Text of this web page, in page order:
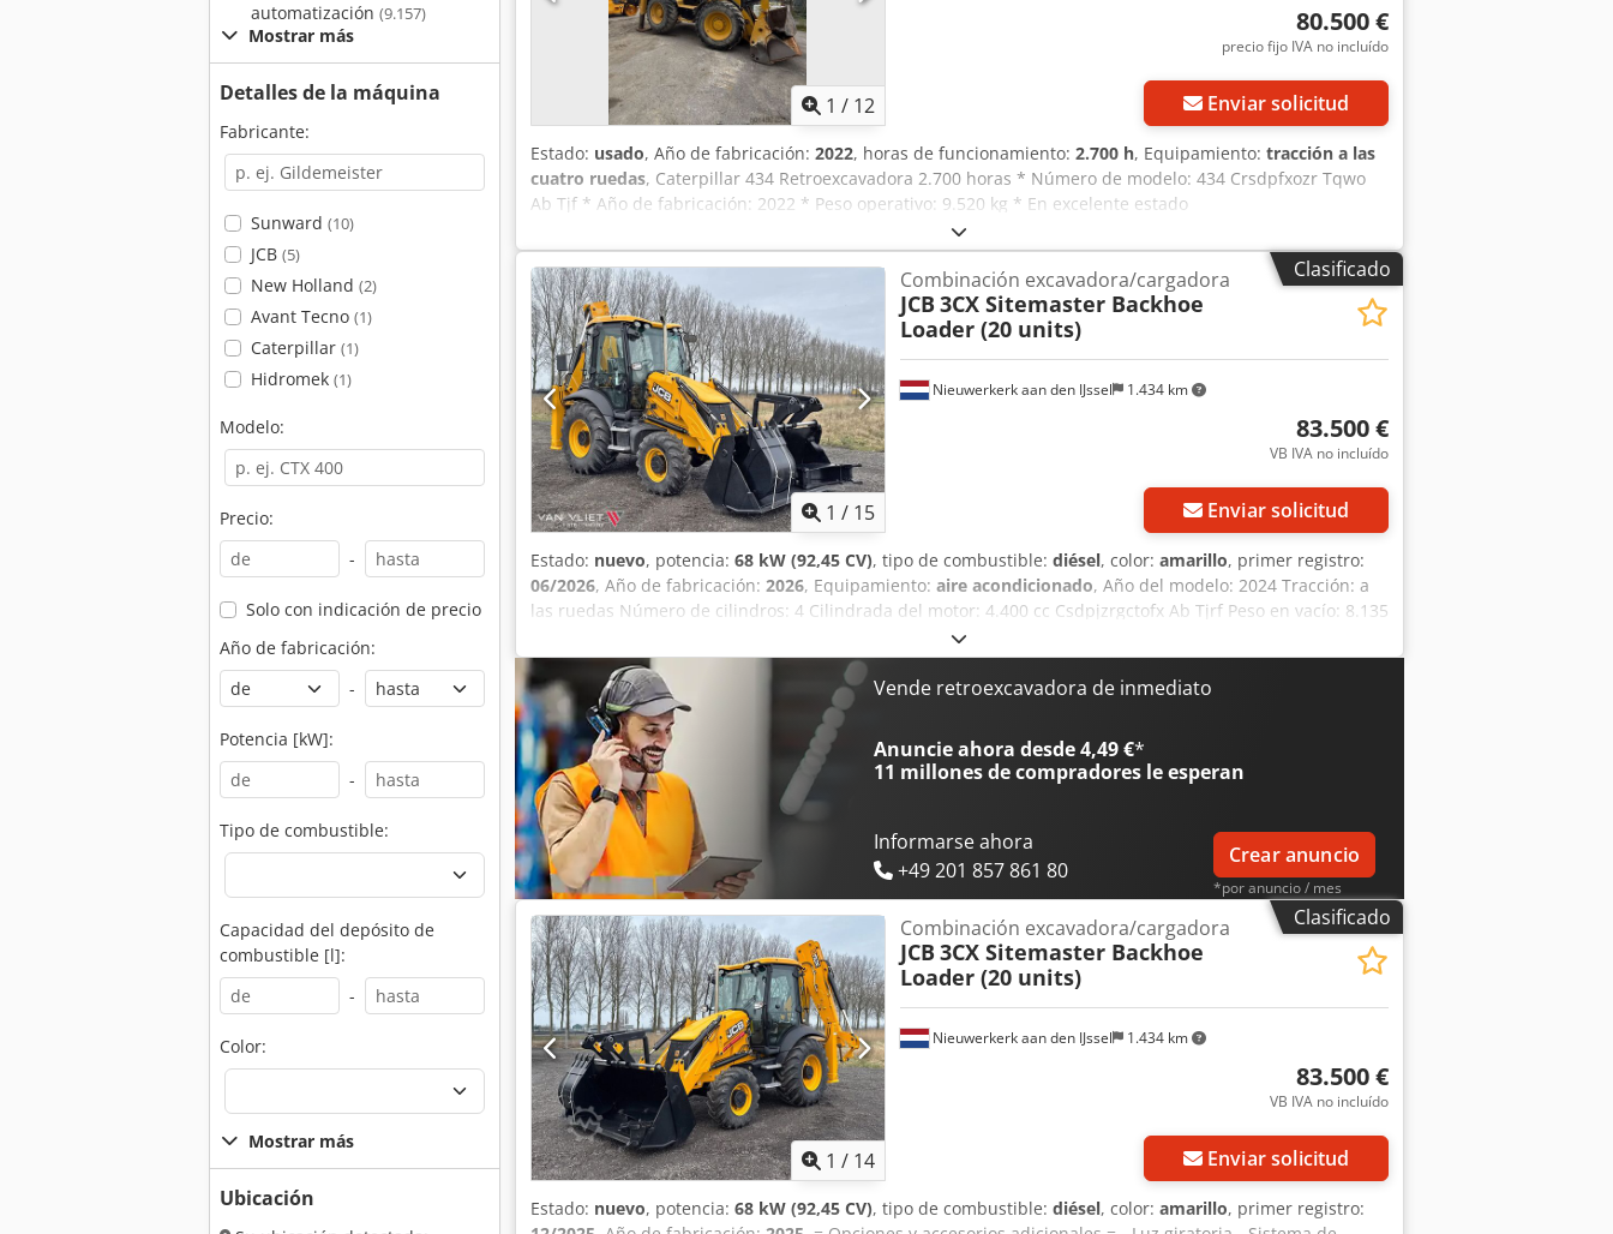
automatización (9.157)
Mostrar más
Detalles de la máquina
Fabricante:
Sunward (10)
JCB (5)
New Holland (2)
Avant Tecno (1)
Caterpillar (1)
Hidromek (1)
Modelo:
Precio:
-
Solo con indicación de precio
Año de fabricación:
-
Potencia [kW]:
-
Tipo de combustible:
Capacidad del depósito de
combustible [l]:
-
Color:
Mostrar más
Ubicación
1 / 12
80.500 €
precio fijo IVA no incluído
Enviar solicitud
Estado: usado, Año de fabricación: 2022, horas de funcionamiento: 2.700 h, Equipamiento: tracción a las
cuatro ruedas, Caterpillar 434 Retroexcavadora 2.700 horas * Número de modelo: 434 Crsdpfxozr Tqwo
Ab Tjf * Año de fabricación: 2022 * Peso operativo: 9.520 kg * En excelente estado
Clasificado
1 / 15
Nieuwerkerk aan den IJssel 1.434 km
Combinación excavadora/cargadora
JCB 3CX Sitemaster Backhoe
Loader (20 units)
83.500 €
VB IVA no incluído
Enviar solicitud
Estado: nuevo, potencia: 68 kW (92,45 CV), tipo de combustible: diésel, color: amarillo, primer registro:
06/2026, Año de fabricación: 2026, Equipamiento: aire acondicionado, Año del modelo: 2024 Tracción: a
las ruedas Número de cilindros: 4 Cilindrada del motor: 4.400 cc Csdpjzrgctofx Ab Tjrf Peso en vacío: 8.135
kg Dimensiones (largo x ancho x alto): 565 x 235 x 361 cm = Información de la empresa = NOSOTROS
PROVEEMOS, USTEDES AVANZAN. Sin límites. Van Vliet es el importador oficial de MAN Truck & Bus SE
para varios países africanos. Ofrecemos un servicio de asistencia posventa completo, que incluye el
suministro de piezas y la prestación de servicios de formación (locales).
Vende retroexcavadora de inmediato
Anuncie ahora desde 4,49 €*
11 millones de compradores le esperan
Informarse ahora
+49 201 857 861 80
Crear anuncio
*por anuncio / mes
Clasificado
1 / 14
Nieuwerkerk aan den IJssel 1.434 km
Combinación excavadora/cargadora
JCB 3CX Sitemaster Backhoe
Loader (20 units)
83.500 €
VB IVA no incluído
Enviar solicitud
Estado: nuevo, potencia: 68 kW (92,45 CV), tipo de combustible: diésel, color: amarillo, primer registro: